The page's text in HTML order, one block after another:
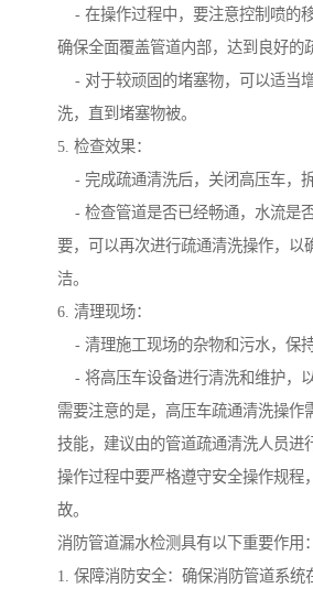
- 在操作过程中，要注意控制喷的移
确保全面覆盖管道内部，达到良好的
- 对于较顽固的堵塞物，可以适当
洗，直到堵塞物被。
5. 检查效果：
- 完成疏通清洗后，关闭高压车，拆
- 检查管道是否已经畅通，水流是
要，可以再次进行疏通清洗操作，以
洁。
6. 清理现场：
- 清理施工现场的杂物和污水，保持
- 将高压车设备进行清洗和维护，以
需要注意的是，高压车疏通清洗操作
技能，建议由的管道疏通清洗人员进
操作过程中要严格遵守安全操作规程
故。
消防管道漏水检测具有以下重要作用：
1. 保障消防安全：确保消防管道系统